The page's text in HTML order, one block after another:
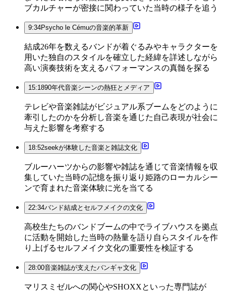
ブカルチャーが密接に関わっていた当時の様子を追う
9:34Psycho le Cémuの音楽的革新
結成26年を数えるバンドが着ぐるみやキャラクターを
用いた独自のスタイルを確立した経緯を詳述しながら
高い演奏技術を支えるパフォーマンスの真髄を探る
15:1890年代音楽シーンの熱狂とメディア
テレビや音楽雑誌がビジュアル系ブームをどのように
牽引したのかを分析し音楽を通じた自己表現が社会に
与えた影響を考察する
18:52seekが体験した音楽と雑誌文化
ブルーハーツからの影響や雑誌を通じて音楽情報を収
集していた当時の記憶を振り返り姫路のローカルシー
ンで育まれた音楽体験に光を当てる
22:34バンド結成とセルフメイクの文化
高校生たちのバンドブームの中でライブハウスを拠点
に活動を開始した当時の熱量を語り自らスタイルを作
り上げるセルフメイク文化の重要性を検証する
28:00音楽雑誌が支えたバンギャ文化
マリスミゼルへの関心やSHOXXといった専門誌が